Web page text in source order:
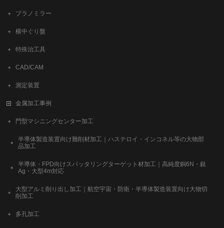
プラノミラー
横中ぐり盤
特殊治工具
CAD/CAM
測定装置
金属加工事例
門型マシニングセンター加工
半導体製造装置向け難削材加工｜ハステロイ・インコネル等の大物部
品加工
半導体・FPD向けスパッタリングターゲット材加工｜高純度銅6N・銀
Ag・大型4m対応
大型アルミ削り出し加工｜航空宇宙・防衛・半導体製造装置向け大物切
削加工
多孔加工